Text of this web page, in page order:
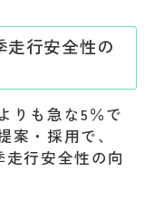
走行安全性の
りも急な5％で
案・採用で、
行安全性の向